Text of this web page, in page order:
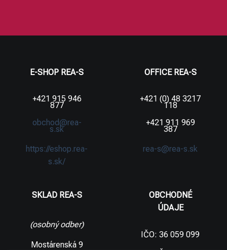
E-SHOP REA-S
+421 915 946
877
obchod@rea-
s.sk
https://eshop.rea-
s.sk/
OFFICE REA-S
+421 (0) 48 3217
118
+421 911 969
387
rea-s@rea-s.sk
SKLAD REA-S
(osobný odber)
Mostárenská 9
OBCHODNÉ
ÚDAJE
IČO: 36 059 099